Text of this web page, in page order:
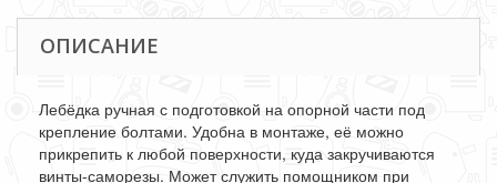
ОПИСАНИЕ
Лебёдка ручная с подготовкой на опорной части под
крепление болтами. Удобна в монтаже, её можно
прикрепить к любой поверхности, куда закручиваются
винты-саморезы. Может служить помощником при